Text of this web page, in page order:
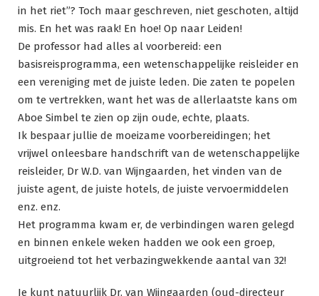
in het riet”? Toch maar geschreven, niet geschoten, altijd
mis. En het was raak! En hoe! Op naar Leiden!
De professor had alles al voorbereid: een
basisreisprogramma, een wetenschappelijke reisleider en
een vereniging met de juiste leden. Die zaten te popelen
om te vertrekken, want het was de allerlaatste kans om
Aboe Simbel te zien op zijn oude, echte, plaats.
Ik bespaar jullie de moeizame voorbereidingen; het
vrijwel onleesbare handschrift van de wetenschappelijke
reisleider, Dr W.D. van Wijngaarden, het vinden van de
juiste agent, de juiste hotels, de juiste vervoermiddelen
enz. enz.
Het programma kwam er, de verbindingen waren gelegd
en binnen enkele weken hadden we ook een groep,
uitgroeiend tot het verbazingwekkende aantal van 32!
Je kunt natuurlijk Dr. van Wijngaarden (oud-directeur